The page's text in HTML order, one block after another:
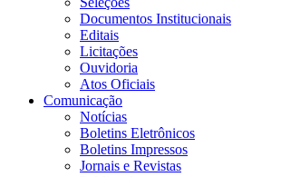
Documentos Institucionais
Editais
Licitações
Ouvidoria
Atos Oficiais
Comunicação
Notícias
Boletins Eletrônicos
Boletins Impressos
Jornais e Revistas